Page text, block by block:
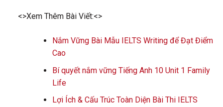
<>Xem Thêm Bài Viết:<>
Nắm Vững Bài Mẫu IELTS Writing để Đạt Điểm
Cao
Bí quyết nắm vững Tiếng Anh 10 Unit 1 Family
Life
Lợi Ích & Cấu Trúc Toàn Diện Bài Thi IELTS